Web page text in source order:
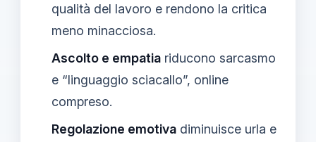
qualità del lavoro e rendono la critica
meno minacciosa.
Ascolto e empatia riducono sarcasmo
e “linguaggio sciacallo”, online
compreso.
Regolazione emotiva diminuisce urla e